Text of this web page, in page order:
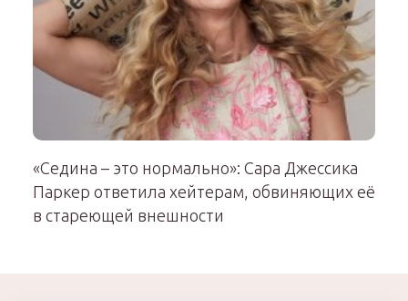
«Седина – это нормально»: Сара Джессика
Паркер ответила хейтерам, обвиняющих её
в стареющей внешности